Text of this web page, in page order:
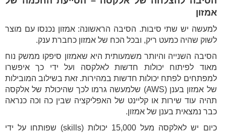
אמזון
למעשה יש שתי סיבות. הסיבה הראשונה: אמזון נכנסו עם מוצר
לשוק שהיה כמעט ריק, ובכל הכח של אמזון כחברת ענק.
הסיבה השנייה והיותר משמעותית היא שאמזון סיפקו ממשק נוח
מאוד לפיתוח יכולות חדשות לאלקסה ועל ידי כך איפשרו
למפתחים לפתח יכולות חדשות במהירות. זאת בשילוב המובילות
של אמזון בענן (AWS) שלמעשה גרמו לכך שהיכולת של אלקסה
תהיה עוד שירות או קליינט של האפליקציה שבין כה וכה כנראה
כבר נמצאית בענן של אמזון.
כיום יש לאלקסה מעל 15,000 יכולות (skills) שפותחו על ידי